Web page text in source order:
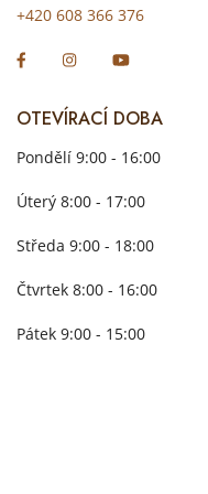
+420 608 366 376
OTEVÍRACÍ DOBA
Pondělí 9:00 - 16:00
Úterý 8:00 - 17:00
Středa 9:00 - 18:00
Čtvrtek 8:00 - 16:00
Pátek 9:00 - 15:00